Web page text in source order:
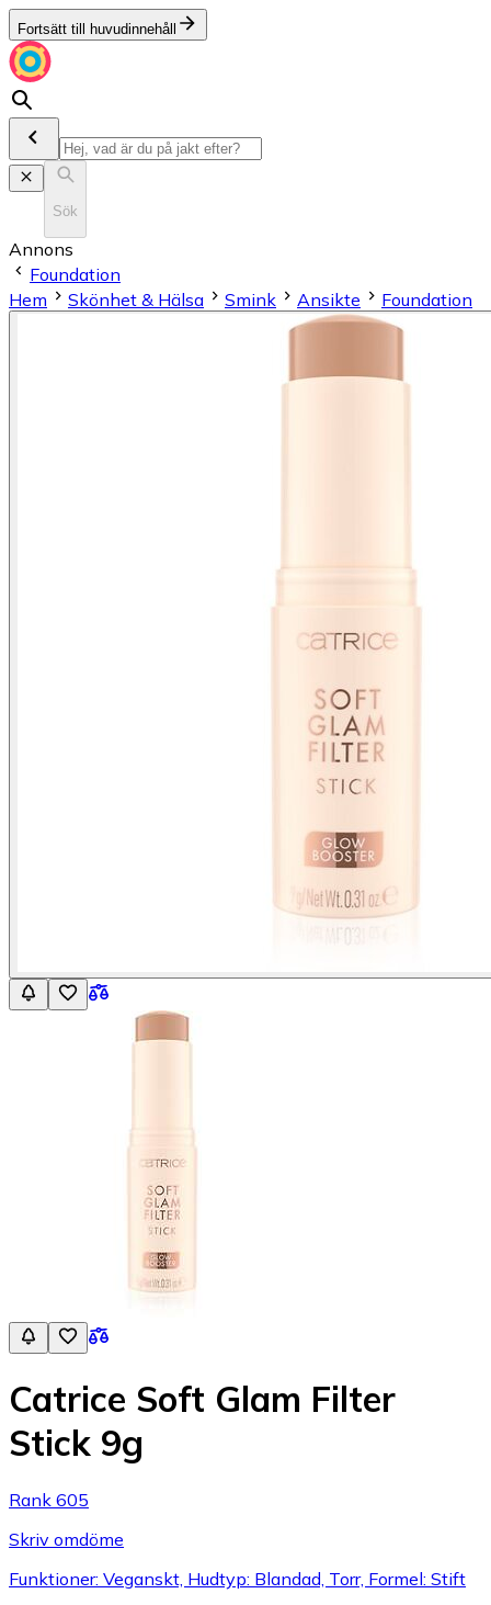
Fortsätt till huvudinnehåll
Sök
Annons
Foundation
Hem
Skönhet & Hälsa Smink Ansikte Foundation
Catrice Soft Glam Filter
Stick 9g
Rank 605
Skriv omdöme
Funktioner: Veganskt, Hudtyp: Blandad, Torr, Formel: Stift